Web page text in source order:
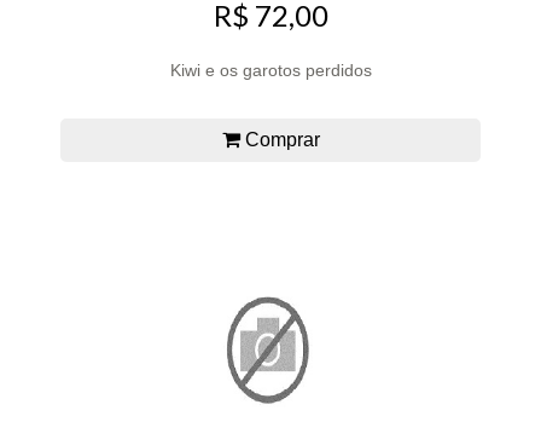
R$ 72,00
Kiwi e os garotos perdidos
Comprar